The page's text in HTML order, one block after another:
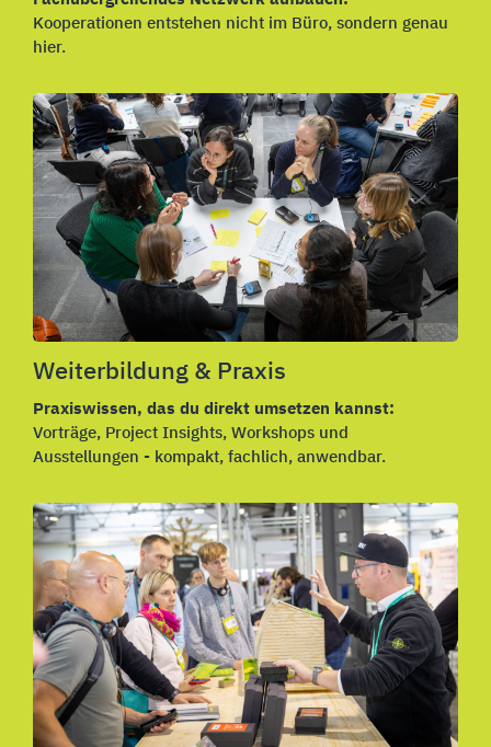
Kooperationen entstehen nicht im Büro, sondern genau
hier.
Weiterbildung & Praxis
Praxiswissen, das du direkt umsetzen kannst:
Vorträge, Project Insights, Workshops und
Ausstellungen - kompakt, fachlich, anwendbar.